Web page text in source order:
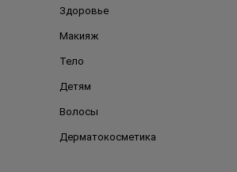
Здоровье
Макияж
Тело
Детям
Волосы
Дерматокосметика